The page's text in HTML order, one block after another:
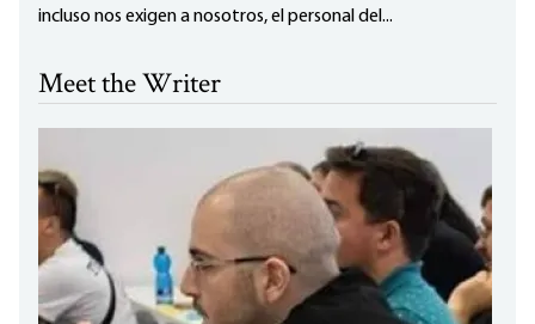
incluso nos exigen a nosotros, el personal del...
Meet the Writer